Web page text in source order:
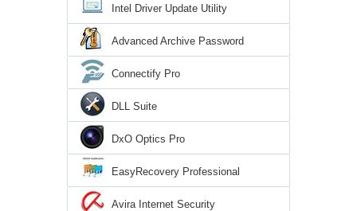
Intel Driver Update Utility
Advanced Archive Password
Recovery
Connectify Pro
DLL Suite
DxO Optics Pro
EasyRecovery Professional
Avira Internet Security